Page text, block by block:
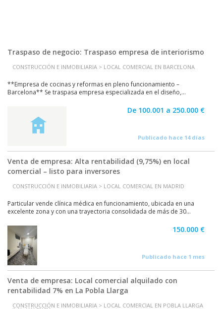
Traspaso de negocio: Traspaso empresa de interiorismo
CONSTRUCCIÓN E INMOBILIARIA > LOCAL COMERCIAL EN BARCELONA
**Empresa de cocinas y reformas en pleno funcionamiento –
Barcelona** Se traspasa empresa especializada en el diseño,...
De 100.001 a 250.000 €
Publicado hace 14 días
Venta de empresa: Alta rentabilidad (9,75%) en local
comercial – listo para inversores
CONSTRUCCIÓN E INMOBILIARIA > LOCAL COMERCIAL EN MADRID
Particular vende clínica médica en funcionamiento, ubicada en una
excelente zona y con una trayectoria consolidada de más de 30...
150.000 €
Publicado hace 1 mes
Venta de empresa: Local comercial alquilado con
rentabilidad 7% en La Pobla Llarga
CONSTRUCCIÓN E INMOBILIARIA > LOCAL COMERCIAL EN POBLA LLARGA